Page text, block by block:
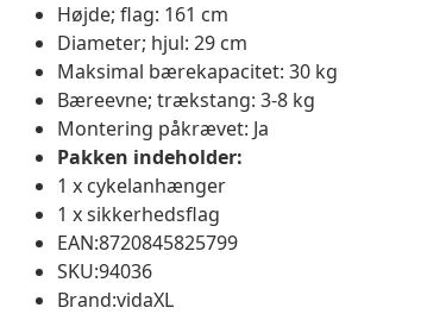
Højde; flag: 161 cm
Diameter; hjul: 29 cm
Maksimal bærekapacitet: 30 kg
Bæreevne; trækstang: 3-8 kg
Montering påkrævet: Ja
Pakken indeholder:
1 x cykelanhænger
1 x sikkerhedsflag
EAN:8720845825799
SKU:94036
Brand:vidaXL